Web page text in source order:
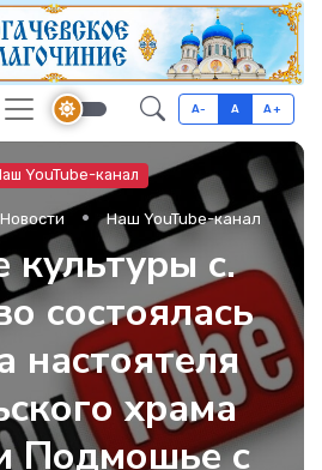
A- A A+
YouTube-канал
Новости Наш YouTube-канал
с.
состоялась
настоятеля
храма
Подмошье с